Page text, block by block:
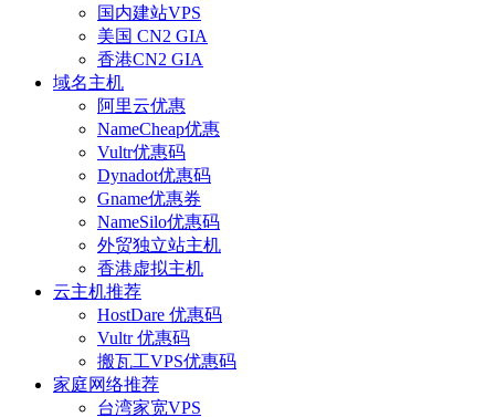
国内建站VPS
美国 CN2 GIA
香港CN2 GIA
域名主机
阿里云优惠
NameCheap优惠
Vultr优惠码
Dynadot优惠码
Gname优惠券
NameSilo优惠码
外贸独立站主机
香港虚拟主机
云主机推荐
HostDare 优惠码
Vultr 优惠码
搬瓦工VPS优惠码
家庭网络推荐
台湾家宽VPS